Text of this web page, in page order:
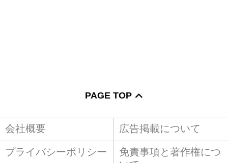
PAGE TOP
会社概要 広告掲載について
プライバシーポリシー
免責事項と著作権につ